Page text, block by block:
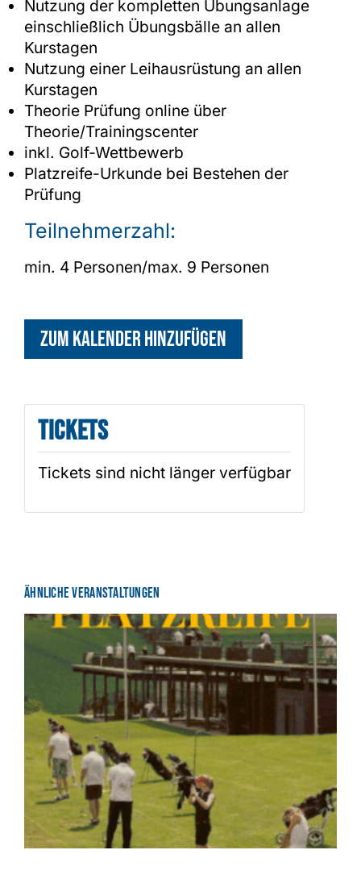
Nutzung der kompletten Übungsanlage
einschließlich Übungsbälle an allen
Kurstagen
Nutzung einer Leihausrüstung an allen
Kurstagen
Theorie Prüfung online über
Theorie/Trainingscenter
inkl. Golf-Wettbewerb
Platzreife-Urkunde bei Bestehen der
Prüfung
Teilnehmerzahl:
min. 4 Personen/max. 9 Personen
Zum Kalender hinzufügen
Tickets
Tickets sind nicht länger verfügbar
Ähnliche Veranstaltungen